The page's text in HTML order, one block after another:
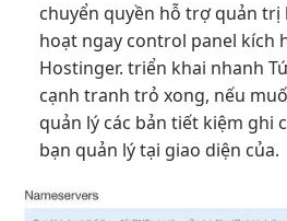
chuyển quyền hỗ trợquản trị
hoạt ngaycontrol panel kích
Hostinger. triển khai nhanh
cạnh tranh trỏ xong, nếu
quản lýcác bản tiết kiệm ghi
bạn quản lý tại giao diện của.